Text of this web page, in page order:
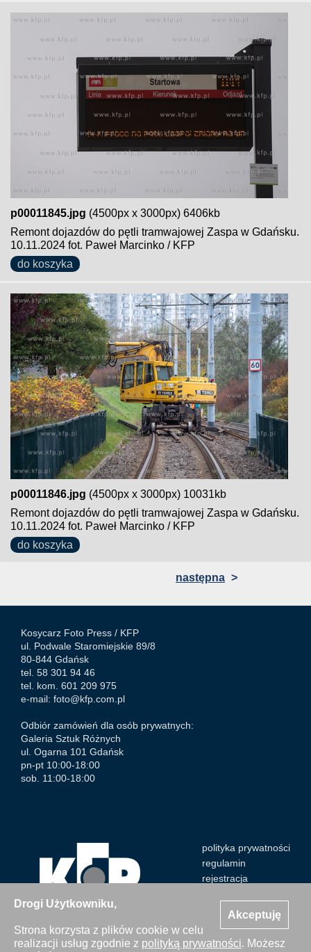
Akceptuję
Drogi Użytkowniku,
Strona korzysta z plików cookie w celu
realizacji usług zgodnie z polityką prywatności. Możesz
p00011845.jpg (4500px x 3000px) 6406kb
Remont dojazdów do pętli tramwajowej Zaspa w Gdańsku.
10.11.2024 fot. Paweł Marcinko / KFP
do koszyka
p00011846.jpg (4500px x 3000px) 10031kb
Remont dojazdów do pętli tramwajowej Zaspa w Gdańsku.
10.11.2024 fot. Paweł Marcinko / KFP
do koszyka
następna >
Kosycarz Foto Press / KFP
ul. Podwale Staromiejskie 89/8
80-844 Gdańsk
tel. 58 301 94 46
tel. kom. 601 209 975
e-mail: foto@kfp.com.pl
Odbiór zamówień dla osób prywatnych:
Galeria Sztuk Różnych
ul. Ogarna 101 Gdańsk
pn-pt 10:00-18:00
sob. 11:00-18:00
polityka prywatności
regulamin
rejestracja